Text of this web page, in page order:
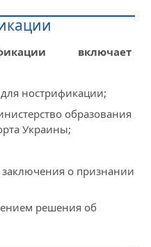
включает
нострификации;
образования
Украины;
заключения о признании
решения об